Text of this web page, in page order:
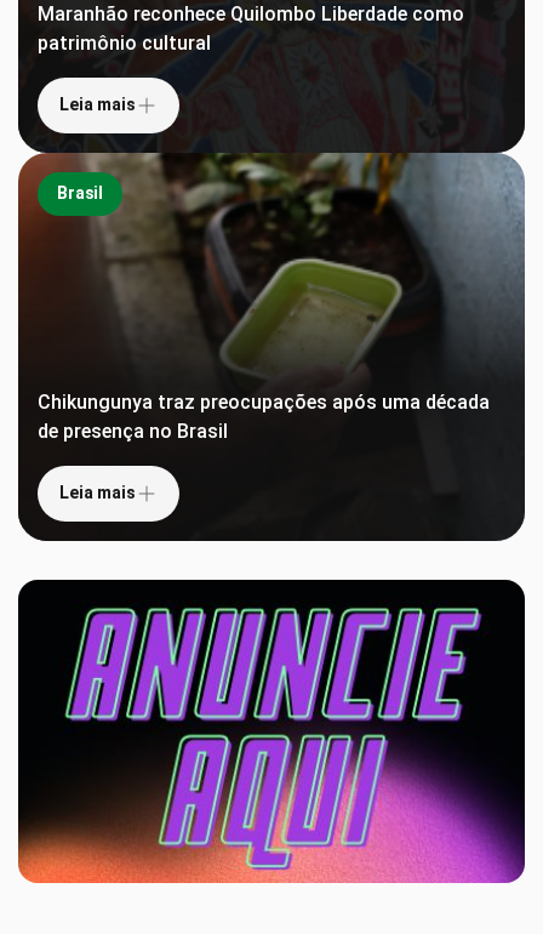
Maranhão reconhece Quilombo Liberdade como
patrimônio cultural
Leia mais
Brasil
Chikungunya traz preocupações após uma década
de presença no Brasil
Leia mais